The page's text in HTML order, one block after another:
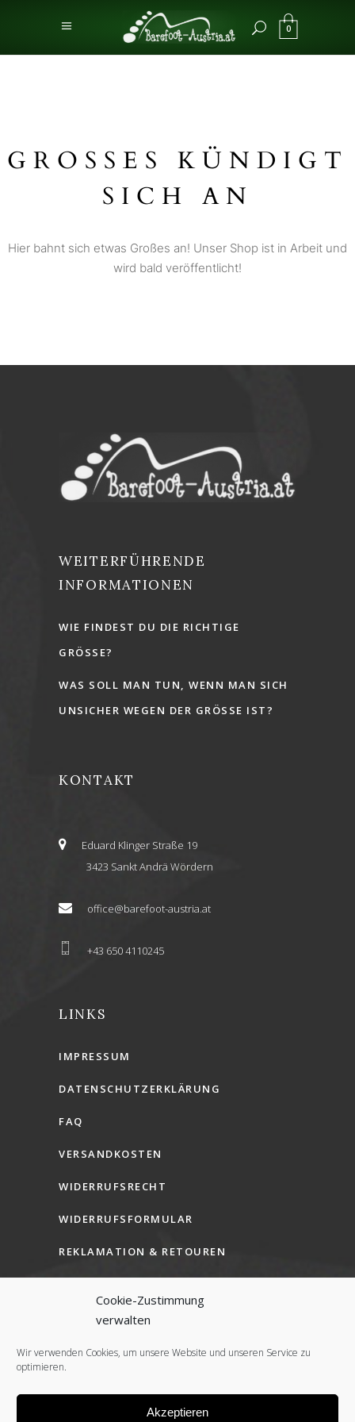
Cookie-Zustimmung
verwalten
Wir verwenden Cookies, um unsere Website und unseren Service zu
optimieren.
Akzeptieren
0
GROSSES KÜNDIGT S
ICH AN
Hier bahnt sich etwas Großes an! Unser Shop ist in Arbeit und
wird bald veröffentlicht!
WEITERFÜHRENDE
INFORMATIONEN
WIE FINDEST DU DIE RICHTIGE
GRÖSSE?
WAS SOLL MAN TUN, WENN MAN SICH
UNSICHER WEGEN DER GRÖSSE IST?
KONTAKT
Eduard Klinger Straße 19
3423 Sankt Andrä Wördern
office@barefoot-austria.at
+43 650 4110245
LINKS
IMPRESSUM
DATENSCHUTZERKLÄRUNG
FAQ
VERSANDKOSTEN
WIDERRUFSRECHT
WIDERRUFSFORMULAR
REKLAMATION & RETOUREN
AGB (B2B)
COOKIE-RICHTLINIE (EU)